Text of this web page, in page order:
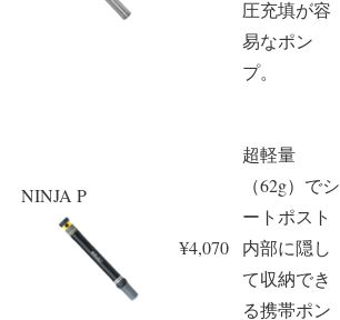
圧充填が容
易なポン
プ。
NINJA P
¥4,070
超軽量
（62g）でシ
ートポスト
内部に隠し
て収納でき
る携帯ポン